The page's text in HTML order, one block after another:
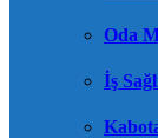
Oda
İş